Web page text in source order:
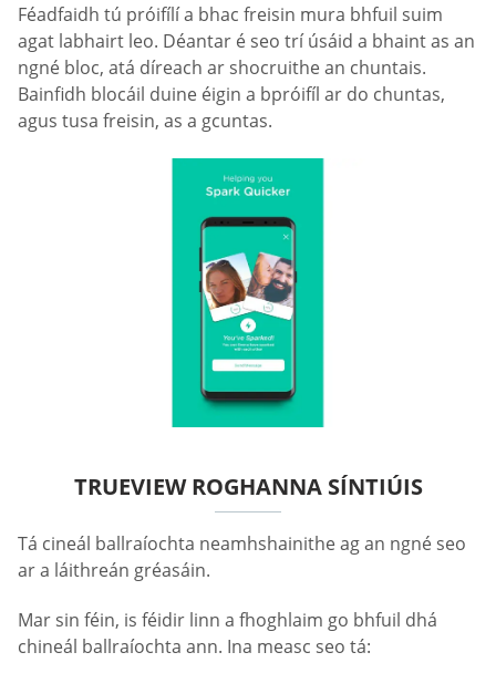
Féadfaidh tú próifílí a bhac freisin mura bhfuil suim
agat labhairt leo. Déantar é seo trí úsáid a bhaint as an
ngné bloc, atá díreach ar shocruithe an chuntais.
Bainfidh blocáil duine éigin a bpróifíl ar do chuntas,
agus tusa freisin, as a gcuntas.
TRUEVIEW ROGHANNA SÍNTIÚIS
Tá cineál ballraíochta neamhshainithe ag an ngné seo
ar a láithreán gréasáin.
Mar sin féin, is féidir linn a fhoghlaim go bhfuil dhá
chineál ballraíochta ann. Ina measc seo tá: